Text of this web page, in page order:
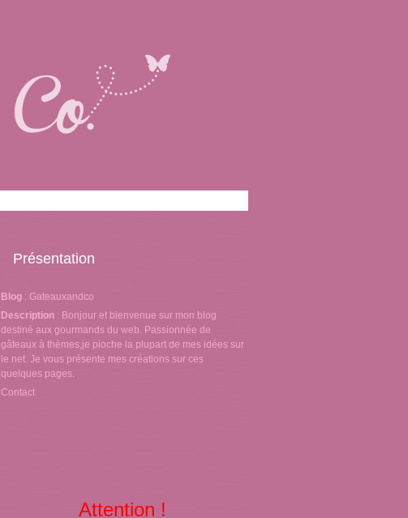
Présentation
Blog : Gateauxandco
Description : Bonjour et bienvenue sur mon blog
destiné aux gourmands du web. Passionnée de
gâteaux à thèmes,je pioche la plupart de mes idées sur
le net. Je vous présente mes créations sur ces
quelques pages.
Contact
Attention !